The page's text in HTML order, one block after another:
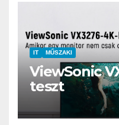
IT MŰSZAKI
ViewSonic
teszt